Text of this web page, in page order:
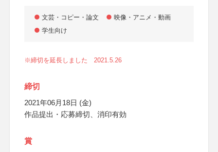
文芸・コピー・論文
映像・アニメ・動画
学生向け
※締切を延長しました 2021.5.26
締切
2021年06月18日 (金)
作品提出・応募締切、消印有効
賞